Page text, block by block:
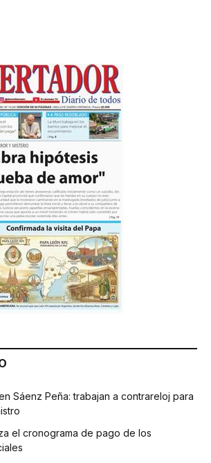
Sáenz Peña: trabajan a contrareloj para
el cronograma de pago de los